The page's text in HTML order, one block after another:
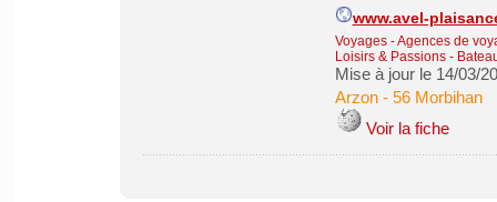
www.avel-
Voyages - Agences de
Loisirs & Passions-
Mise à jour le 14/03/
Arzon- 56 Morbihan
Voir la fiche